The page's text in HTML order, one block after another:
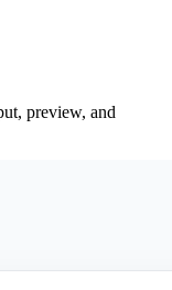
preview, and